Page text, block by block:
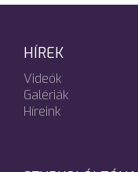
HÍREK
Videók
Galériák
Híreink